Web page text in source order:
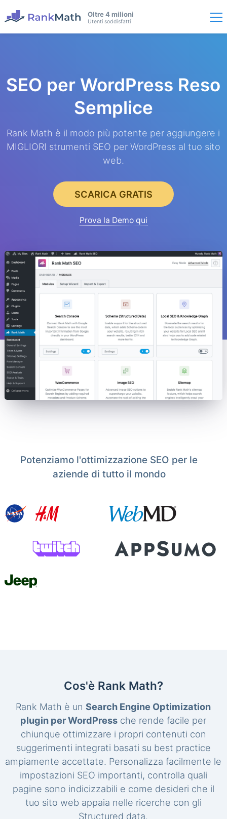
Oltre 4 milioni
Utenti soddisfatti
SEO per WordPress Reso
Semplice
Rank Math è il modo più potente per aggiungere i
MIGLIORI strumenti SEO per WordPress al tuo sito
web.
SCARICA GRATIS
Prova la Demo qui
Potenziamo l'ottimizzazione SEO per le
aziende di tutto il mondo
Cos'è Rank Math?
Rank Math è unSearch Engine Optimization
plugin per WordPress che rende facile per
chiunque ottimizzare i propri contenuti con
suggerimenti integrati basati su best practice
ampiamente accettate. Personalizza facilmente le
impostazioni SEO importanti, controlla quali
pagine sono indicizzabili e come desideri che il
tuo sito web appaia nelle ricerche con gli
Structured data.